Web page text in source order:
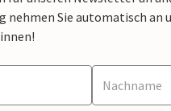
nehmen Sie automatisch an